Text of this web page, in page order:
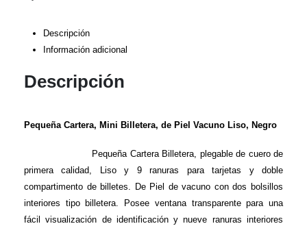
Descripción
Información adicional
Descripción
Pequeña Cartera, Mini Billetera, de Piel Vacuno Liso, Negro
Pequeña Cartera Billetera, plegable de cuero de
primera calidad, Liso y 9 ranuras para tarjetas y doble
compartimento de billetes. De Piel de vacuno con dos bolsillos
interiores tipo billetera. Posee ventana transparente para una
fácil visualización de identificación y nueve ranuras interiores